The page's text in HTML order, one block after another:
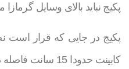
پکیج نباید بالای وسایل
پکیج در جایی که قرار است
کابینت‌ حدودا 15 سانت فاصله داشته باشد.